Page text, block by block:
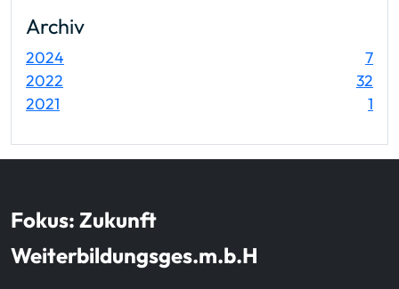
Archiv
2024 7
2022
32
2021
1
Fokus: Zukunft
Weiterbildungsges.m.b.H